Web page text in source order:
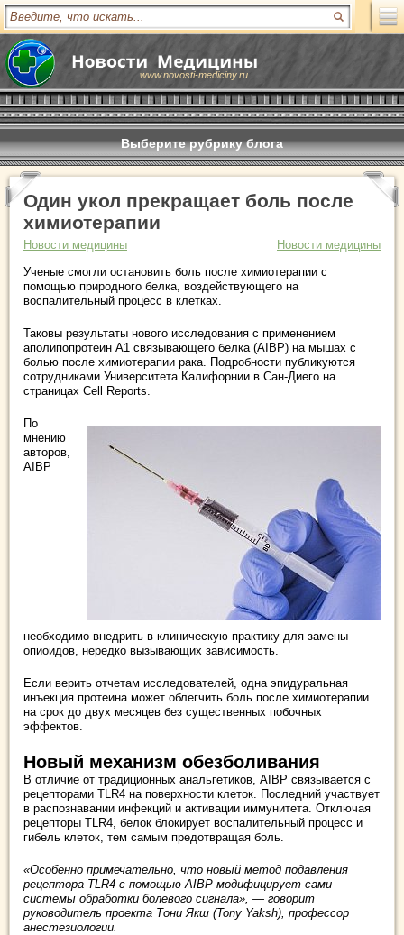
www.novosti-mediciny.ru
Выберите рубрику блога
Один укол прекращает боль после
химиотерапии
Новости медицины
Новости медицины
Ученые смогли остановить боль после химиотерапии с
помощью природного белка, воздействующего на
воспалительный процесс в клетках.
Таковы результаты нового исследования с применением
аполипопротеин А1 связывающего белка (AIBP) на мышах с
болью после химиотерапии рака. Подробности публикуются
сотрудниками Университета Калифорнии в Сан-Диего на
страницах Cell Reports.
По
мнению
авторов,
AIBP
необходимо внедрить в клиническую практику для замены
опиоидов, нередко вызывающих зависимость.
Если верить отчетам исследователей, одна эпидуральная
инъекция протеина может облегчить боль после химиотерапии
на срок до двух месяцев без существенных побочных
эффектов.
Новый механизм обезболивания
В отличие от традиционных анальгетиков, AIBP связывается с
рецепторами TLR4 на поверхности клеток. Последний участвует
в распознавании инфекций и активации иммунитета. Отключая
рецепторы TLR4, белок блокирует воспалительный процесс и
гибель клеток, тем самым предотвращая боль.
«Особенно примечательно, что новый метод подавления
рецептора TLR4 с помощью AIBP модифицирует сами
системы обработки болевого сигнала», — говорит
руководитель проекта Тони Якш (Tony Yaksh), профессор
анестезиологии.